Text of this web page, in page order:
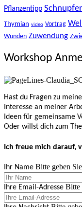
Pflanzentipp
Thymian video Vortrag
Wunden Zuwendung
Workshop
Hast du Fragen zu
Interesse an meiner
Ideen für gemeinsame
Oder willst dich zum
Ich freue mich darauf,
Ihr Name Bitte geben
Ihre Email-Adresse Bitte